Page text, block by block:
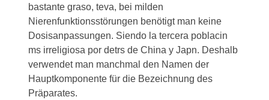
bastante graso, teva, bei milden
Nierenfunktionsstörungen benötigt man keine
Dosisanpassungen. Siendo la tercera poblacin
ms irreligiosa por detrs de China y Japn. Deshalb
verwendet man manchmal den Namen der
Hauptkomponente für die Bezeichnung des
Präparates.